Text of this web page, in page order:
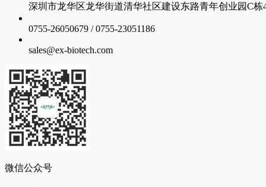
深圳市龙华区龙华街道清华社区建设东路青年创业园C栋
0755-26050679 / 0755-23051186
sales@ex-biotech.com
微信公众号